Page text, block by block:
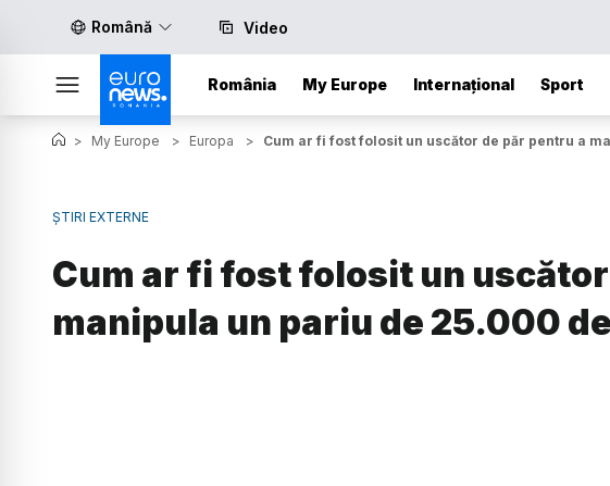
Română Video
România My Europe Internațional Sport
> My Europe > Europa > Cum ar fi fost folosit un uscător de păr pentru a
ȘTIRI EXTERNE
Cum ar fi fost folosit un
manipula un pariu de 25.000